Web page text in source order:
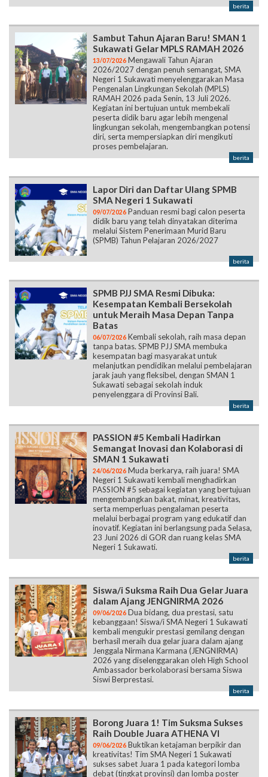
berita
Sambut Tahun Ajaran Baru! SMAN 1
Sukawati Gelar MPLS RAMAH 2026
13/07/2026 Mengawali Tahun Ajaran
2026/2027 dengan penuh semangat, SMA
Negeri 1 Sukawati menyelenggarakan Masa
Pengenalan Lingkungan Sekolah (MPLS)
RAMAH 2026 pada Senin, 13 Juli 2026.
Kegiatan ini bertujuan untuk membekali
peserta didik baru agar lebih mengenal
lingkungan sekolah, mengembangkan potensi
diri, serta mempersiapkan diri mengikuti
proses pembelajaran.
berita
Lapor Diri dan Daftar Ulang SPMB
SMA Negeri 1 Sukawati
09/07/2026 Panduan resmi bagi calon peserta
didik baru yang telah dinyatakan diterima
melalui Sistem Penerimaan Murid Baru
(SPMB) Tahun Pelajaran 2026/2027
berita
SPMB PJJ SMA Resmi Dibuka:
Kesempatan Kembali Bersekolah
untuk Meraih Masa Depan Tanpa
Batas
06/07/2026 Kembali sekolah, raih masa depan
tanpa batas. SPMB PJJ SMA membuka
kesempatan bagi masyarakat untuk
melanjutkan pendidikan melalui pembelajaran
jarak jauh yang fleksibel, dengan SMAN 1
Sukawati sebagai sekolah induk
penyelenggara di Provinsi Bali.
berita
PASSION #5 Kembali Hadirkan
Semangat Inovasi dan Kolaborasi di
SMAN 1 Sukawati
24/06/2026 Muda berkarya, raih juara! SMA
Negeri 1 Sukawati kembali menghadirkan
PASSION #5 sebagai kegiatan yang bertujuan
mengembangkan bakat, minat, kreativitas,
serta memperluas pengalaman peserta
melalui berbagai program yang edukatif dan
inovatif. Kegiatan ini berlangsung pada Selasa,
23 Juni 2026 di GOR dan ruang kelas SMA
Negeri 1 Sukawati.
berita
Siswa/i Suksma Raih Dua Gelar Juara
dalam Ajang JENGNIRMA 2026
09/06/2026 Dua bidang, dua prestasi, satu
kebanggaan! Siswa/i SMA Negeri 1 Sukawati
kembali mengukir prestasi gemilang dengan
berhasil meraih dua gelar juara dalam ajang
Jenggala Nirmana Karmana (JENGNIRMA)
2026 yang diselenggarakan oleh High School
Ambassador berkolaborasi bersama Siswa
Siswi Berprestasi.
berita
Borong Juara 1! Tim Suksma Sukses
Raih Double Juara ATHENA VI
09/06/2026 Buktikan ketajaman berpikir dan
kreativitas! Tim SMA Negeri 1 Sukawati
sukses sabet Juara 1 pada kategori lomba
debat (tingkat provinsi) dan lomba poster